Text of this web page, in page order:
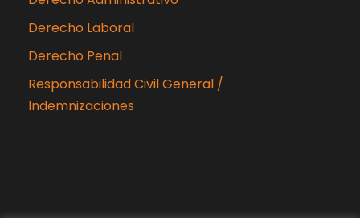
Derecho Laboral
Derecho Penal
Responsabilidad Civil General /
Indemnizaciones